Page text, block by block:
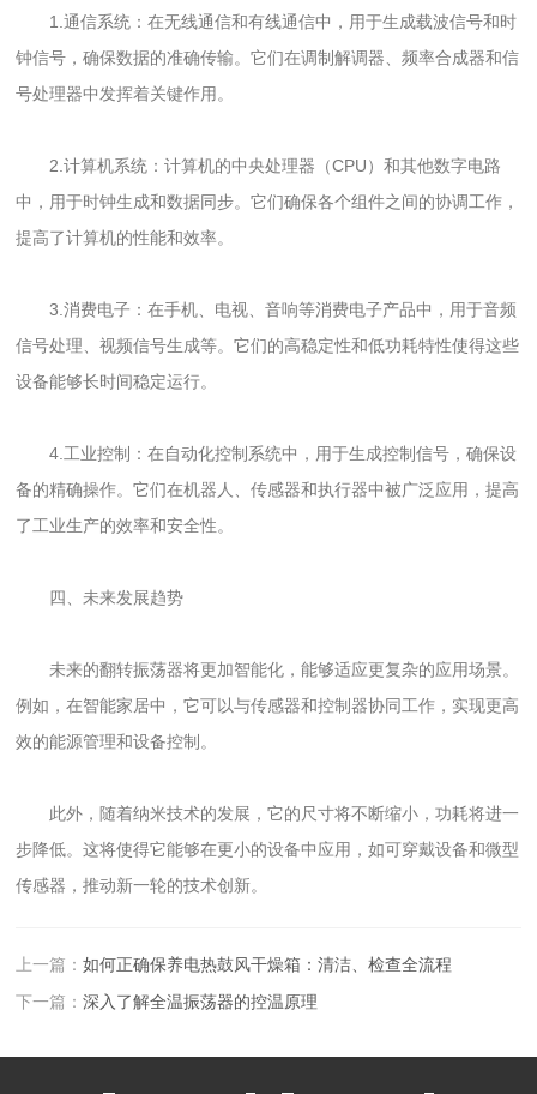
1.通信系统：在无线通信和有线通信中，用于生成载波信号和时
钟信号，确保数据的准确传输。它们在调制解调器、频率合成器和信
号处理器中发挥着关键作用。
2.计算机系统：计算机的中央处理器（CPU）和其他数字电路
中，用于时钟生成和数据同步。它们确保各个组件之间的协调工作，
提高了计算机的性能和效率。
3.消费电子：在手机、电视、音响等消费电子产品中，用于音频
信号处理、视频信号生成等。它们的高稳定性和低功耗特性使得这些
设备能够长时间稳定运行。
4.工业控制：在自动化控制系统中，用于生成控制信号，确保设
备的精确操作。它们在机器人、传感器和执行器中被广泛应用，提高
了工业生产的效率和安全性。
四、未来发展趋势
未来的翻转振荡器将更加智能化，能够适应更复杂的应用场景。
例如，在智能家居中，它可以与传感器和控制器协同工作，实现更高
效的能源管理和设备控制。
此外，随着纳米技术的发展，它的尺寸将不断缩小，功耗将进一
步降低。这将使得它能够在更小的设备中应用，如可穿戴设备和微型
传感器，推动新一轮的技术创新。
上一篇：如何正确保养电热鼓风干燥箱：清洁、检查全流程
下一篇：深入了解全温振荡器的控温原理